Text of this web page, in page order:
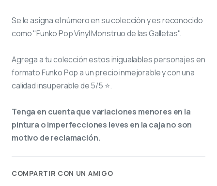
Se le asigna el númeroen su colección y es reconocido
como "Funko Pop Vinyl Monstruo de las Galletas".
Agrega a tu colección estos inigualables personajes en
formato Funko Pop a un precio inmejorable y con una
calidad insuperable de 5/5 ⭐.
Tenga en cuenta que variaciones menores en la
pintura o imperfecciones leves en la caja no son
motivo de reclamación.
COMPARTIR CON UN AMIGO